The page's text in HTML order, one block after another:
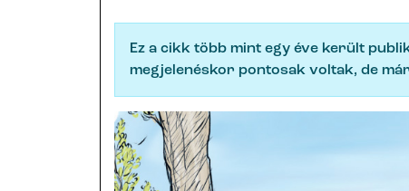
Ez a cikk több mint egy éve került
megjelenéskor pontosak voltak, de